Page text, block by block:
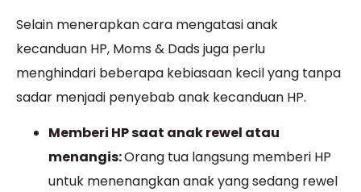
Selain menerapkan cara mengatasi anak
kecanduan HP, Moms & Dads juga perlu
menghindari beberapa kebiasaan kecil yang tanpa
sadar menjadi penyebab anak kecanduan HP.
Memberi HP saat anak rewel atau
menangis:Orang tua langsung memberi HP
untuk menenangkan anak yang sedang rewel